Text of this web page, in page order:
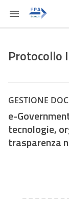
Protocollo
GESTIONE
e-
tecnologie,
trasparenza